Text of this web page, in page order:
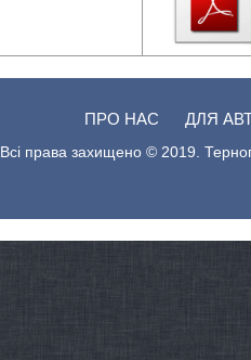
ПРО НАС ДЛЯ
Всі права захищено © 2019.